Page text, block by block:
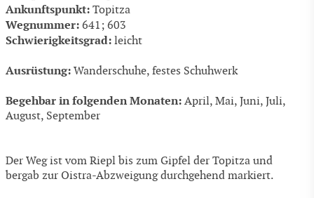
Ankunftspunkt: Topitza
Wegnummer: 641; 603
Schwierigkeitsgrad: leicht
Ausrüstung: Wanderschuhe, festes Schuhwerk
Begehbar in folgenden Monaten: April, Mai, Juni, Juli,
August, September
Der Weg ist vom Riepl bis zum Gipfel der Topitza und
bergab zur Oistra-Abzweigung durchgehend markiert.